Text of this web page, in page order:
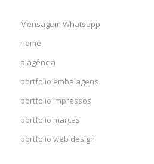
Mensagem Whatsapp
home
a agência
portfolio embalagens
portfolio impressos
portfolio marcas
portfolio web design